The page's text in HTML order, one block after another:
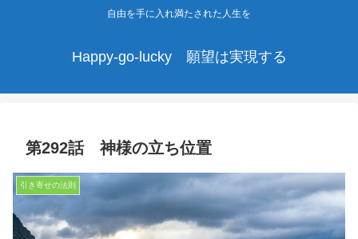
自由を手に入れ満たされた人生を
Happy-go-lucky 願望は実現する
第292話 神様の立ち位置
引き寄せの法則